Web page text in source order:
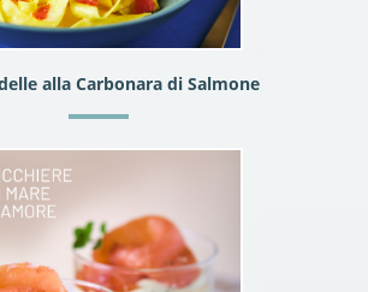
alla Carbonara di Salmone